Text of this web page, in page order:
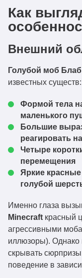
Как
Внешний
Голубой моб Блаб
известных существ:
Формой тела
маленького
Большие
реагировать
Четыре
перемещения
Яркие красные
голубой
Именно глаза
Minecraft красный
агрессивными
иллюзоры).
скрывать
поведение в